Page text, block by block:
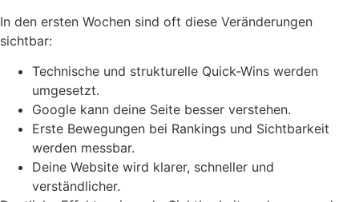
In den ersten Wochen sind oft diese Veränderungen
sichtbar:
Technische und strukturelle Quick-Wins werden
umgesetzt.
Google kann deine Seite besser verstehen.
Erste Bewegungen bei Rankings und Sichtbarkeit
werden messbar.
Deine Website wird klarer, schneller und
verständlicher.